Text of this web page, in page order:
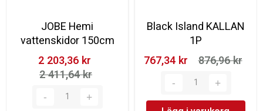
JOBE Hemi
vattenskidor 150cm
2 203,36 kr‎
2 411,64 kr‎
Black Island KALLAN
1P
767,34 kr‎
876,96 kr‎